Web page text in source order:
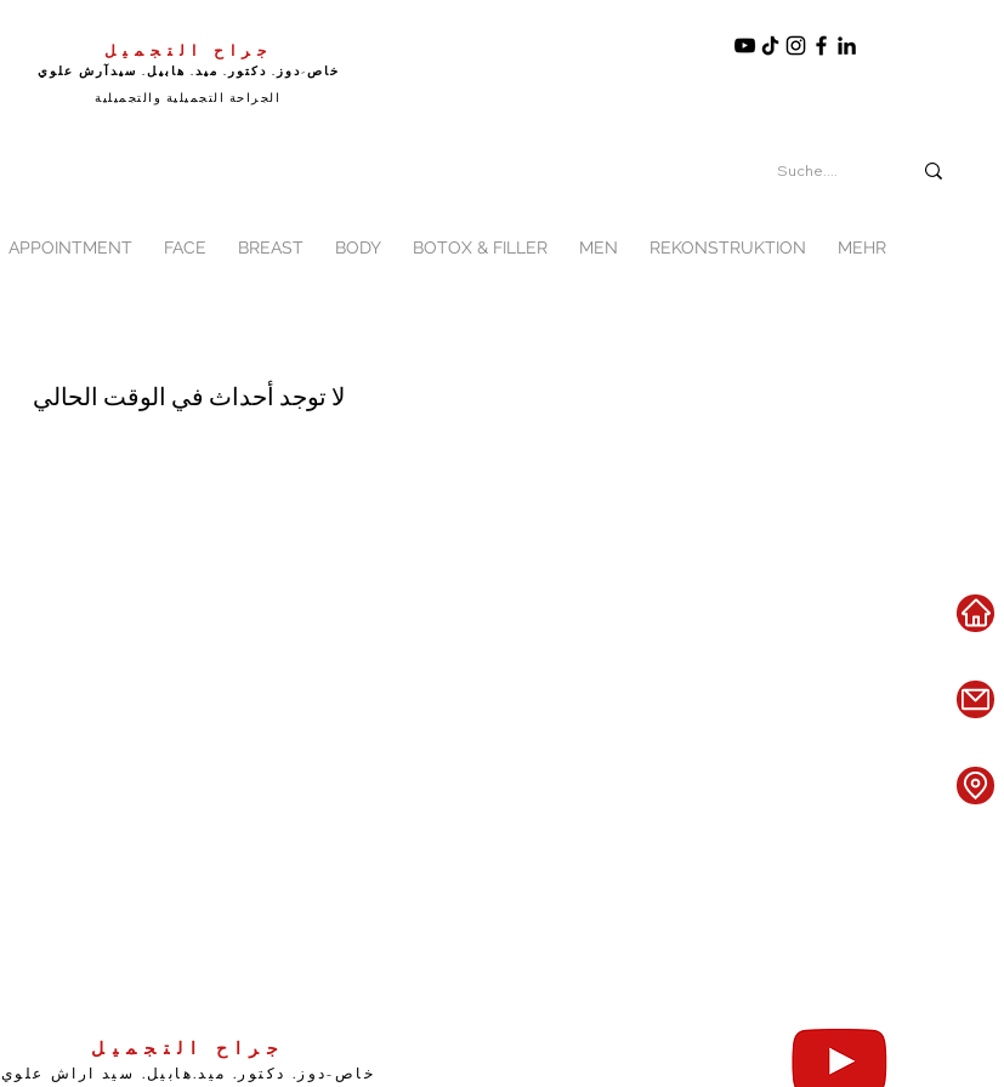
جراح التجميل
خاص-دوز. دكتور. ميد. هابيل. سيد آرش علوي
الجراحة التجميلية والتجميلية
APPOINTMENT FACE BREAST BODY BOTOX & FILLER MEN REKONSTRUKTION MEHR
لا توجد أحداث في الوقت الحالي
جراح التجميل
خاص-دوز. دكتور. ميد.هابيل. سيد اراش علوي